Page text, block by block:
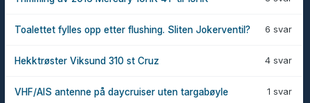
6 svar
Toalettet fylles opp etter flushing. Sliten Jokerventil?
4 svar
Hekktrøster Viksund 310 st Cruz
1 svar
VHF/AIS antenne på daycruiser uten targabøyle